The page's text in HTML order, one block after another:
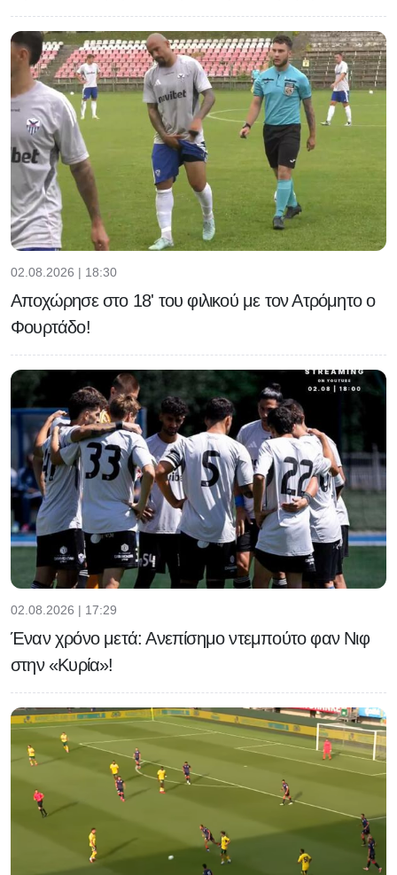
02.08.2026 | 18:30
Αποχώρησε στο 18' του φιλικού με τον Ατρόμητο ο
Φουρτάδο!
02.08.2026 | 17:29
Έναν χρόνο μετά: Ανεπίσημο ντεμπούτο φαν Νιφ
στην «Κυρία»!